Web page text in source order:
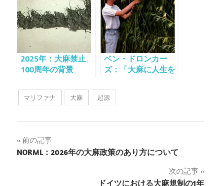
2025年：大麻禁止
100周年の背景
ベン・ドロンカー
ズ：「大麻に人生を
マリファナ 大麻 起源
投
稿
前の記事
NORML：2026年の大麻政策のあり方について
次の記事
ドイツにおける大麻規制の1年